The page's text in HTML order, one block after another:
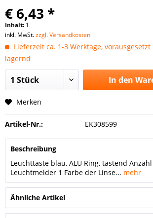
€ 6,43 *
Inhalt: 1
inkl. MwSt.zzgl. Versandkosten
Lieferzeit ca. 1-3 Werktage,
lagernd
In den
Merken
Artikel-Nr.: EK308599
Beschreibung
Leuchttaste blau, ALU Ring, tastend
Leuchtmelder 1 Farbe der Linse... mehr
Ähnliche Artikel